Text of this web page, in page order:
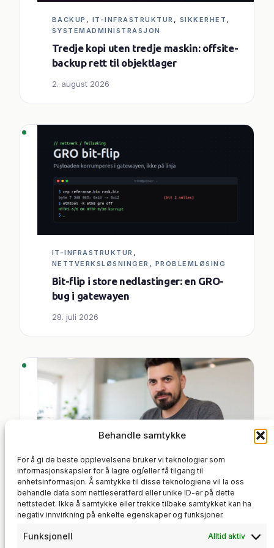
Behandle samtykke
For å gi de beste opplevelsene bruker vi teknologier som
informasjonskapsler for å lagre og/eller få tilgang til
enhetsinformasjon. Å samtykke til disse teknologiene vil la oss
behandle data som nettleseratferd eller unike ID-er på dette
nettstedet. Ikke å samtykke eller trekke tilbake samtykket kan ha
negativ innvirkning på enkelte egenskaper og funksjoner.
Funksjonell Alltid aktiv
BACKUP , IT-INFRASTRUKTUR , SIKKERHET
SYSTEMADMINISTRASJON
Tredje kopi uten tredje maskin: offsite-
backup rett til objektlager
2. august 2026
IT-INFRASTRUKTUR
NETTVERKSLØSNINGER , PROBLEMLØSING
Bit-flip i store nedlastinger: en GRO-
bug i gatewayen
28. juli 2026
BACKUP, IT-INFRASTRUKTUR ,
SYSTEMADMINISTRASJON
Speil alle GitHub-repoene dine til en